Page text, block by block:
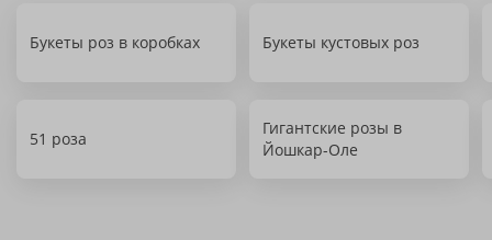
Букеты роз в коробках Букеты кустовых роз
51 роза
Гигантские розы в
Йошкар-Оле